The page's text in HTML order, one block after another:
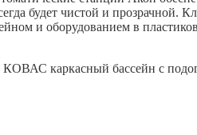
будет чистой и прозрачной.
и оборудованием в
КОВАС каркасный бассейн с